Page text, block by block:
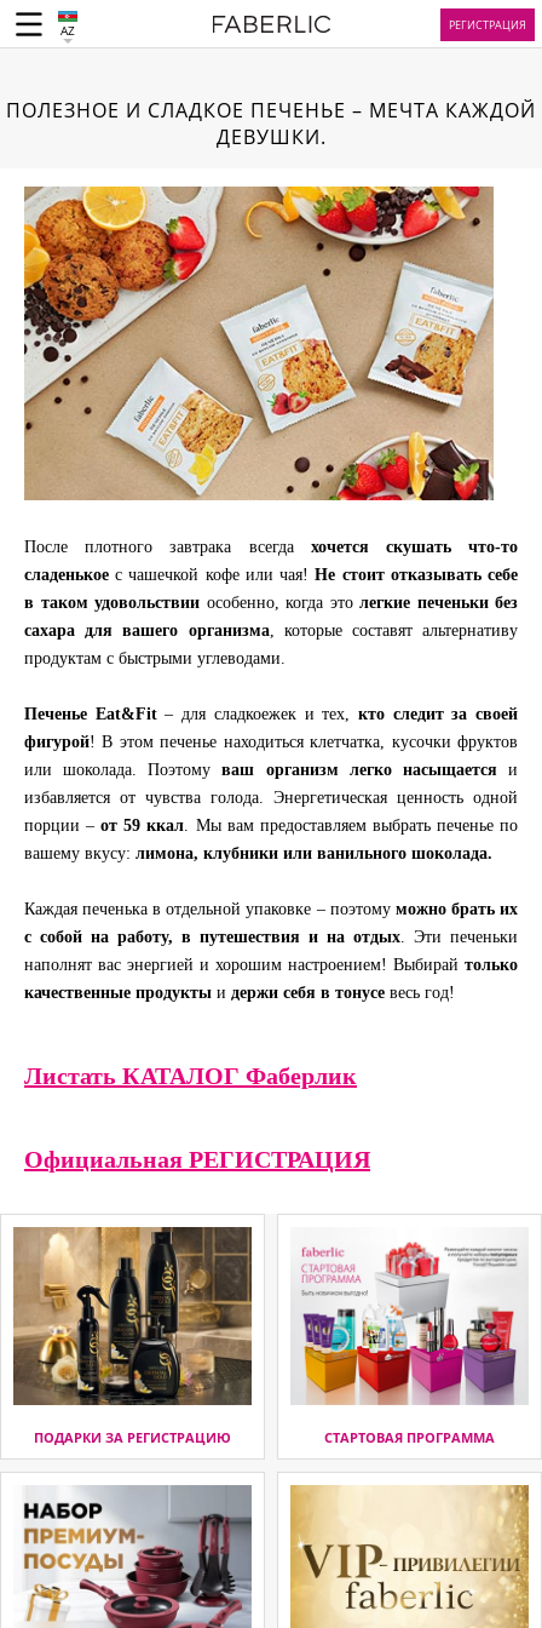
AZ РЕГИСТРАЦИЯ
ПОЛЕЗНОЕ И СЛАДКОЕ ПЕЧЕНЬЕ – МЕЧТА КАЖДОЙ
ДЕВУШКИ.
После плотного завтрака всегда хочется скушать что-то
сладенькое с чашечкой кофе или чая!Не стоит отказывать себе
в таком удовольствии особенно, когда это легкие печеньки без
сахара для вашего организма, которые составят альтернативу
продуктам с быстрыми углеводами.
Печенье Eat&Fit– для сладкоежек и тех, кто следит за своей
фигурой! В этом печенье находиться клетчатка, кусочки фруктов
или шоколада. Поэтомуваш организм легко насыщаетсяи
избавляется от чувства голода. Энергетическая ценность одной
порции –от 59 ккал . Мы вам предоставляем выбрать печенье по
вашему вкусу: лимона, клубники или ванильного шоколада.
Каждая печенька в отдельной упаковке – поэтому можно брать их
с собой на работу, в путешествия и на отдых . Эти печеньки
наполнят вас энергией и хорошим настроением! Выбирай только
качественные продукты и держи себя в тонусе весь год!
Листать КАТАЛОГ Фаберлик
Официальная РЕГИСТРАЦИЯ
ПОДАРКИ ЗА РЕГИСТРАЦИЮ СТАРТОВАЯ ПРОГРАММА